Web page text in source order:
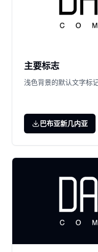
主要标志
浅色背景的默认文字标记
巴布亚新几内亚